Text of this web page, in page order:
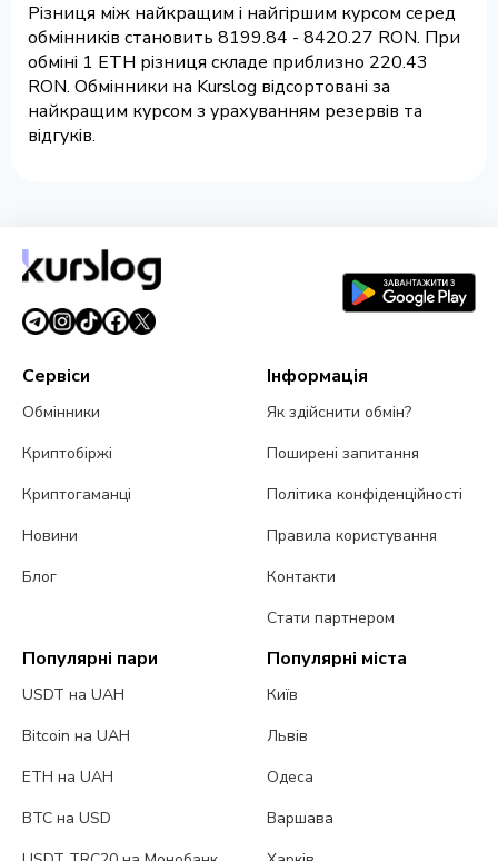
Різниця між найкращим і найгіршим курсом серед
обмінників становить 8199.84 - 8420.27 RON. При
обміні 1 ETH різниця складе приблизно 220.43
RON. Обмінники на Kurslog відсортовані за
найкращим курсом з урахуванням резервів та
відгуків.
Сервіси
Обмінники
Криптобіржі
Криптогаманці
Новини
Блог
Інформація
Як здійснити обмін?
Поширені запитання
Політика конфіденційності
Правила користування
Контакти
Стати партнером
Популярні пари
USDT на UAH
Bitcoin на UAH
ETH на UAH
BTC на USD
Популярні міста
Київ
Львів
Одеса
Варшава